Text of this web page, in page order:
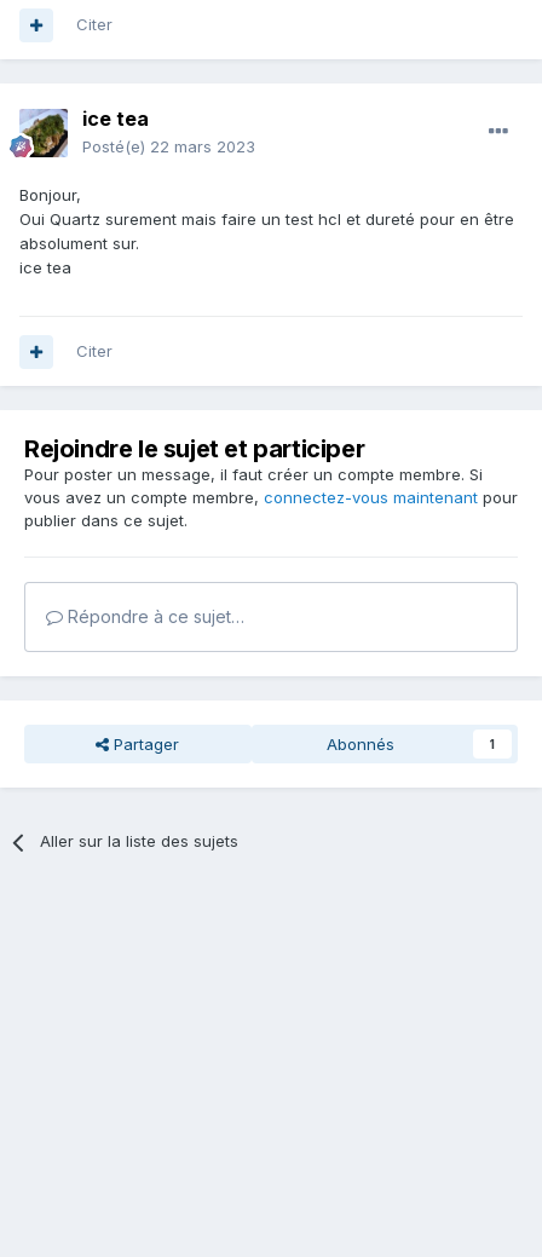
Citer
ice tea
Posté(e) 22 mars 2023
Bonjour,
Oui Quartz surement mais faire un test hcl et dureté pour en être
absolument sur.
ice tea
Citer
Rejoindre le sujet et participer
Pour poster un message, il faut créer un compte membre. Si
vous avez un compte membre, connectez-vous maintenant pour
publier dans ce sujet.
Répondre à ce sujet…
Partager Abonnés 1
Aller sur la liste des sujets